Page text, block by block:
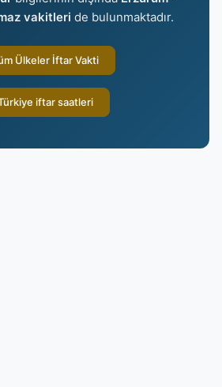
vakitleri de bulunmaktadır.
Ülkeler İftar Vakti
iftar saatleri